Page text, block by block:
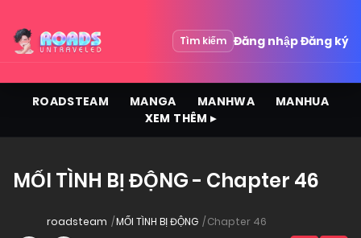
Tìm kiếm Đăng nhậpĐăng ký
ROADSTEAM MANGA MANHWA
MANHUA
XEM THÊM ▸
MỐI TÌNH BỊ ĐỘNG - Chapter 46
roadsteam MỐI TÌNH BỊ ĐỘNG Chapter 46